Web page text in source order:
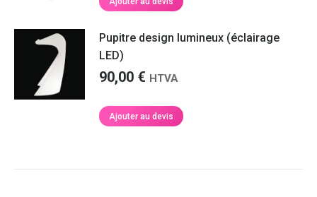
Pupitre design lumineux (éclairage
LED)
90,00 € HTVA
Ajouter au devis